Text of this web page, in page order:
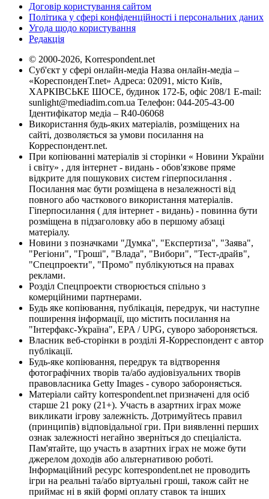
Договір користування сайтом
Політика у сфері конфіденційності і персональних даних
Угода щодо користування
Редакція
© 2000-2026, Korrespondent.net
Суб'єкт у сфері онлайн-медіа Назва онлайн-медіа –
«КореспонденТ.net» Адреса: 02091, місто Київ,
ХАРКІВСЬКЕ ШОСЕ, будинок 172-Б, офіс 208/1 E-mail:
sunlight@mediadim.com.ua Телефон: 044-205-43-00
Ідентифікатор медіа – R40-06068
Використання будь-яких матеріалів, розміщених на
сайті, дозволяється за умови посилання на
Корреспондент.net.
При копіюванні матеріалів зі сторінки « Новини України
і світу» , для інтернет - видань - обов'язкове пряме
відкрите для пошукових систем гіперпосилання .
Посилання має бути розміщена в незалежності від
повного або часткового використання матеріалів.
Гіперпосилання ( для інтернет - видань) - повинна бути
розміщена в підзаголовку або в першому абзаці
матеріалу.
Новини з позначками "Думка", "Експертиза", "Заява",
"Регіони", "Гроші", "Влада", "Вибори", "Тест-драйв",
"Спецпроекти", "Промо" публікуються на правах
реклами.
Розділ Спецпроекти створюється спільно з
комерційними партнерами.
Будь яке копіювання, публікація, передрук, чи наступне
поширення інформації, що містить посилання на
"Інтерфакс-Україна", EPA / UPG, суворо забороняється.
Власник веб-сторінки в розділі Я-Корреспондент є автор
публікації.
Будь-яке копіювання, передрук та відтворення
фотографічних творів та/або аудіовізуальних творів
правовласника Getty Images - суворо забороняється.
Матеріали сайту korrespondent.net призначені для осіб
старше 21 року (21+). Участь в азартних іграх може
викликати ігрову залежність. Дотримуйтесь правил
(принципів) відповідальної гри. При виявленні перших
ознак залежності негайно зверніться до спеціаліста.
Пам'ятайте, що участь в азартних іграх не може бути
джерелом доходів або альтернативою роботі.
Інформаційний ресурс korrespondent.net не проводить
ігри на реальні та/або віртуальні гроші, також сайт не
приймає ні в якій формі оплату ставок та інших